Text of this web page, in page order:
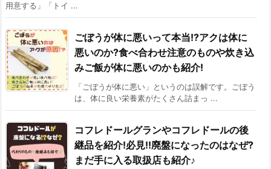
用意する」「トイ ...
ごぼうが体に悪いって本当!?アクは体に
悪いのか?食べ合わせ注意のものや炊き込
みご飯が体に悪いのかも紹介!
「ごぼうが体に悪い」というのは誤解です。ごぼう
は、体に良い栄養素がたくさん詰まっ ...
コフレドールグランやコフレドールの後
継品を紹介!必見!!廃盤になったのはなぜ?
まだ手に入る取扱店も紹介♪